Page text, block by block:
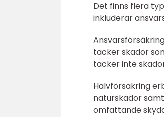
Det finns flera
inkluderar
täcker skador
täcker inte
Halvförsäkring
naturskador
omfattande